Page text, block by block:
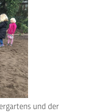
und der